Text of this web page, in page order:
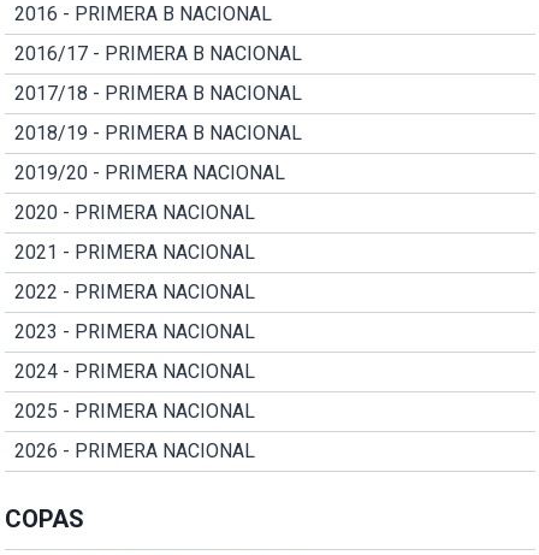
2016 - PRIMERA B NACIONAL
2016/17 - PRIMERA B NACIONAL
2017/18 - PRIMERA B NACIONAL
2018/19 - PRIMERA B NACIONAL
2019/20 - PRIMERA NACIONAL
2020 - PRIMERA NACIONAL
2021 - PRIMERA NACIONAL
2022 - PRIMERA NACIONAL
2023 - PRIMERA NACIONAL
2024 - PRIMERA NACIONAL
2025 - PRIMERA NACIONAL
2026 - PRIMERA NACIONAL
COPAS